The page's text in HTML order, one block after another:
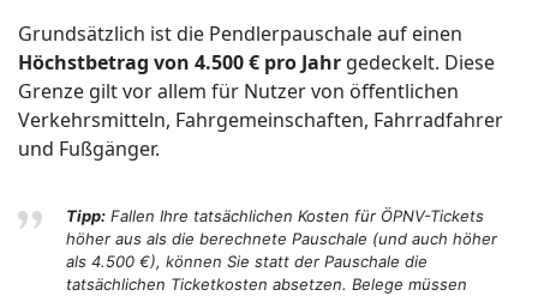
Grundsätzlich ist die Pendlerpauschale auf einen
Höchstbetrag von 4.500 € pro Jahr gedeckelt. Diese
Grenze gilt vor allem für Nutzer von öffentlichen
Verkehrsmitteln, Fahrgemeinschaften, Fahrradfahrer
und Fußgänger.
Tipp: Fallen Ihre tatsächlichen Kosten für ÖPNV-Tickets
höher aus als die berechnete Pauschale (und auch höher
als 4.500 €), können Sie statt der Pauschale die
tatsächlichen Ticketkosten absetzen. Belege müssen